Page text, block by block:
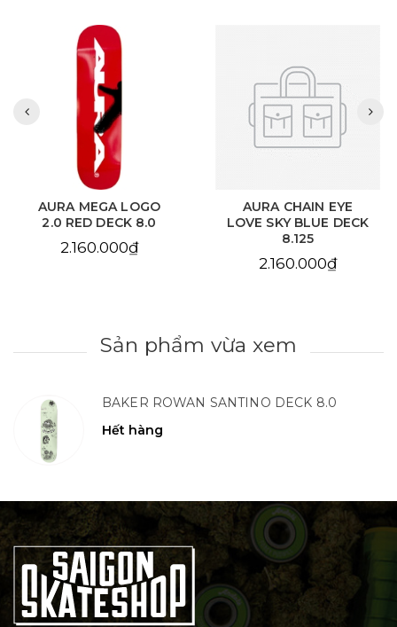
AURA MEGA LOGO
2.0 RED DECK 8.0
2.160.000₫
AURA CHAIN EYE
LOVE SKY BLUE DECK
8.125
2.160.000₫
Sản phẩm vừa xem
BAKER ROWAN SANTINO DECK 8.0
Hết hàng